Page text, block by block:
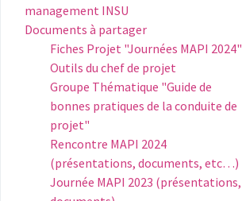
management INSU
Documents à partager
Fiches Projet "Journées MAPI 2024"
Outils du chef de projet
Groupe Thématique "Guide de
bonnes pratiques de la conduite de
projet"
Rencontre MAPI 2024
(présentations, documents, etc…)
Journée MAPI 2023 (présentations,